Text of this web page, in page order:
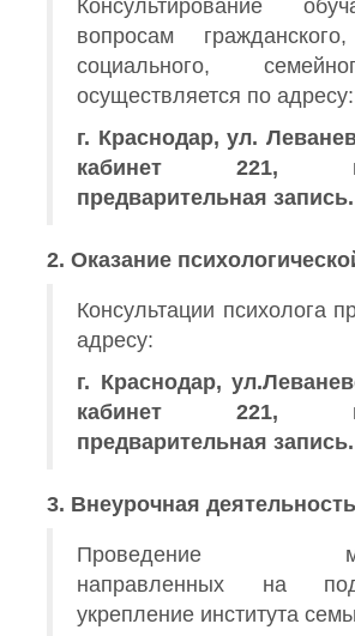
Консультирование
вопросам
социального,
осуществляется по адресу:
г. Краснодар, ул.
кабинет 221,
предварительная запись.
2. Оказание
Консультации психолога
адресу:
г. Краснодар,
кабинет 221,
предварительная запись.
3. Внеурочная
Проведение
направленных на
укрепление института